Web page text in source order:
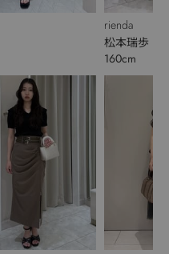
rienda
松本瑞歩
160cm